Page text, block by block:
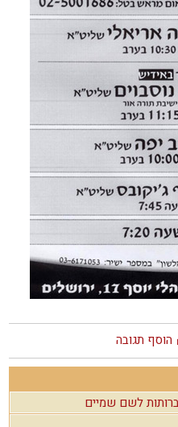
הוסף תגובה
לשם שמיים